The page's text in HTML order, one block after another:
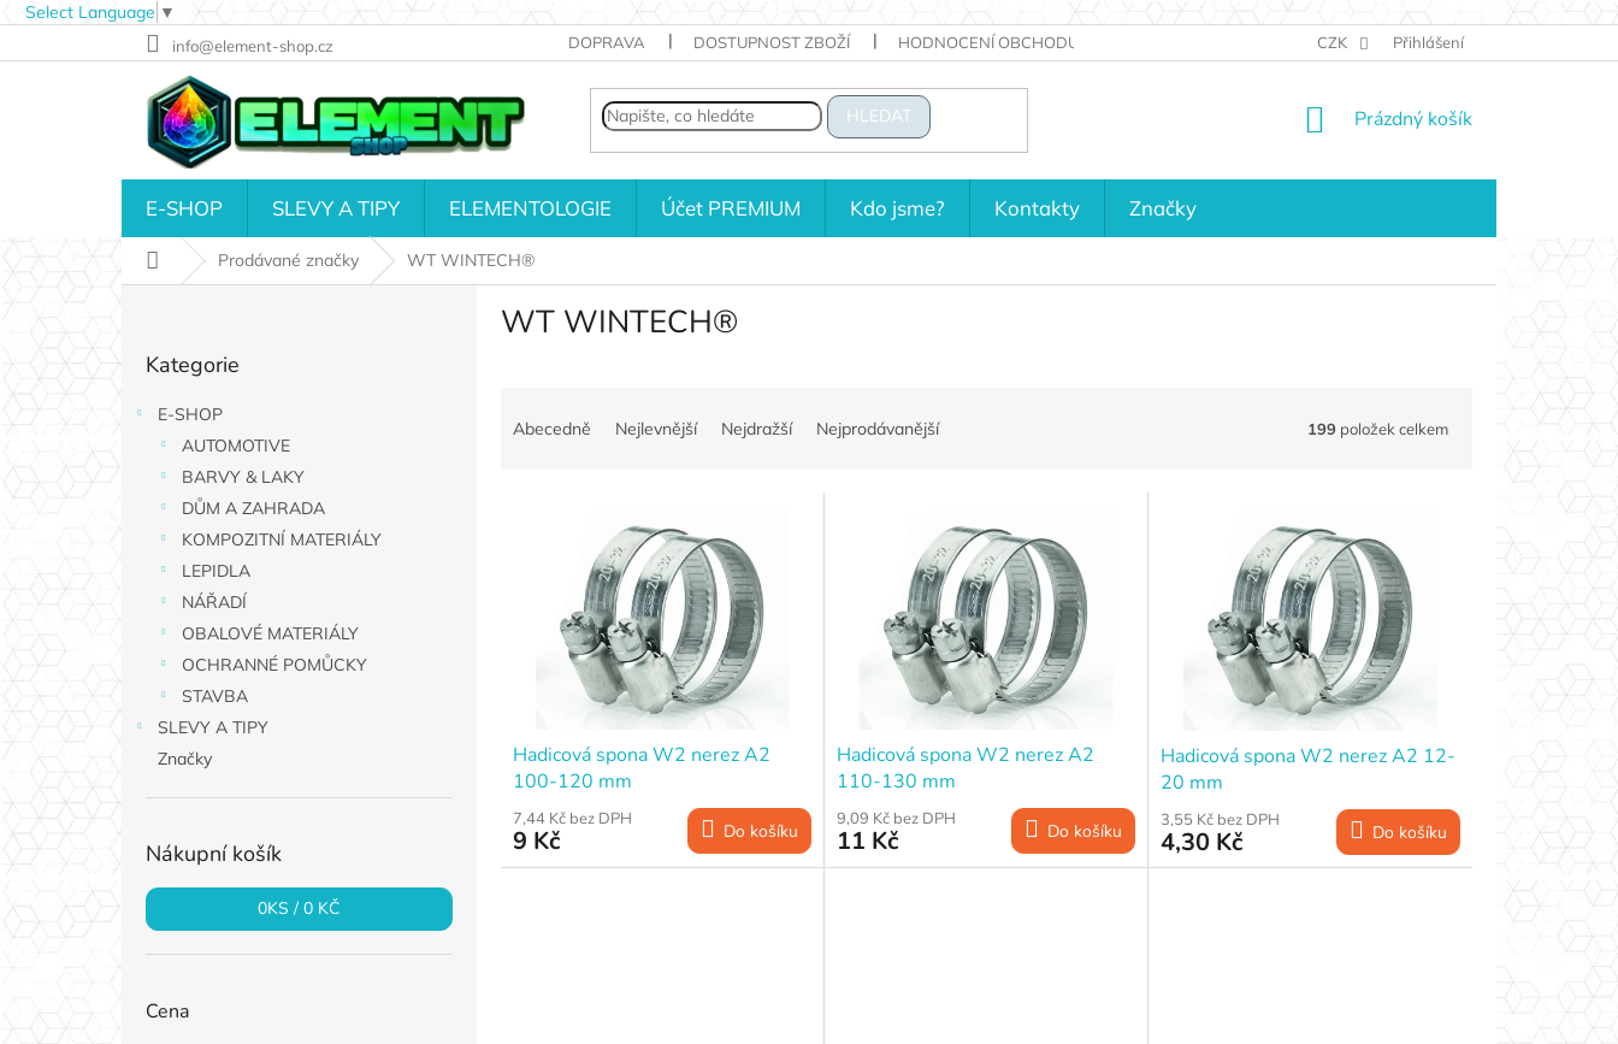
Select Language ▼
na
info@element-shop.cz DOPRAVA DOSTUPNOST ZBOŽÍ HODNOCENÍ OBCHODU KONTAKTY KDO JSME?
CZK Přihlášení
HLEDAT
NÁKUPNÍ
Prázdný košík
E-SHOP SLEVY A TIPY ELEMENTOLOGIE Účet PREMIUM Kdo jsme? Kontakty Značky
Domů Prodávané značky WT WINTECH®
P
r
p
kategorie
Kategorie
E-SHOP
AUTOMOTIVE
BARVY & LAKY
DŮM A ZAHRADA
KOMPOZITNÍ MATERIÁLY
LEPIDLA
NÁŘADÍ
OBALOVÉ MATERIÁLY
OCHRANNÉ POMŮCKY
STAVBA
SLEVY A TIPY
Značky
Nákupní košík
0KS /0 KČ
Cena
WT WINTECH®
Abecedně Nejlevnější Nejdražší Nejprodávanější 199 položek celkem
Hadicová spona W2 nerez A2
100-120 mm
7,44 Kč bez DPH
9 Kč Do košíku
Hadicová spona W2 nerez A2
110-130 mm
9,09 Kč bez DPH
11 Kč Do košíku
Hadicová spona W2 nerez A2 12-
20 mm
3,55 Kč bez DPH
4,30 Kč Do košíku